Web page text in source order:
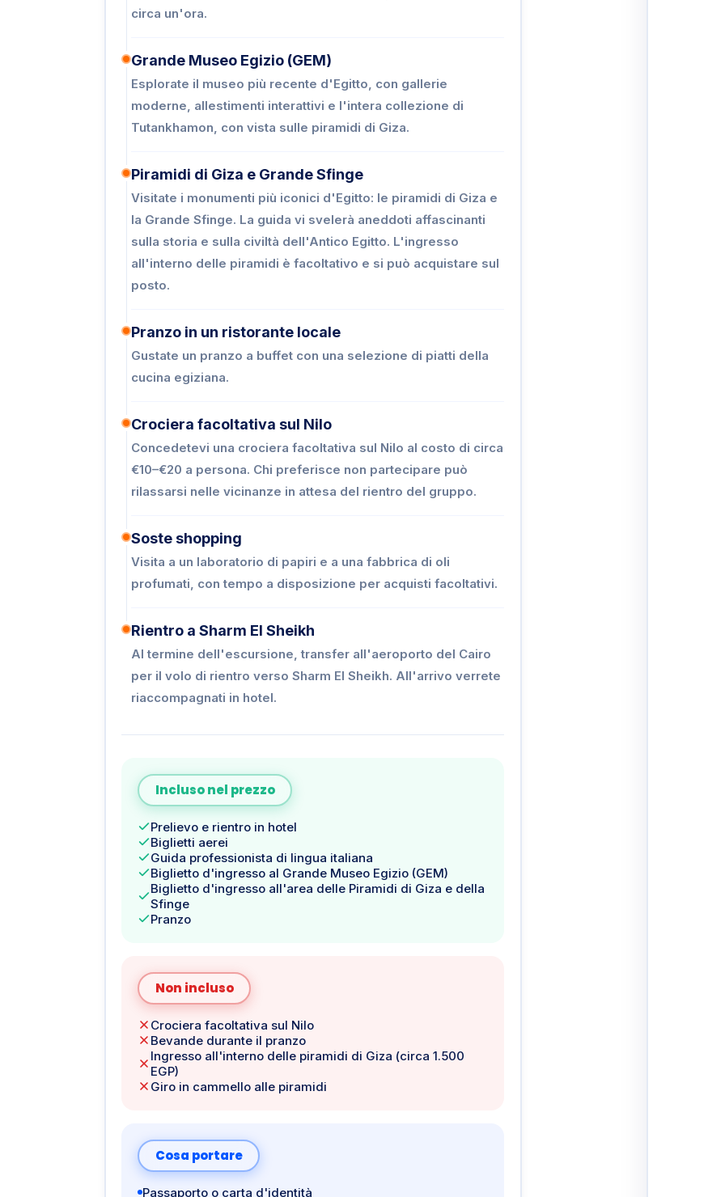
circa un'ora.
Grande Museo Egizio (GEM)
Esplorate il museo più recente d'Egitto, con gallerie
moderne, allestimenti interattivi e l'intera collezione di
Tutankhamon, con vista sulle piramidi di Giza.
Piramidi di Giza e Grande Sfinge
Visitate i monumenti più iconici d'Egitto: le piramidi di Giza e
la Grande Sfinge. La guida vi svelerà aneddoti affascinanti
sulla storia e sulla civiltà dell'Antico Egitto. L'ingresso
all'interno delle piramidi è facoltativo e si può acquistare sul
posto.
Pranzo in un ristorante locale
Gustate un pranzo a buffet con una selezione di piatti della
cucina egiziana.
Crociera facoltativa sul Nilo
Concedetevi una crociera facoltativa sul Nilo al costo di circa
€10–€20 a persona. Chi preferisce non partecipare può
rilassarsi nelle vicinanze in attesa del rientro del gruppo.
Soste shopping
Visita a un laboratorio di papiri e a una fabbrica di oli
profumati, con tempo a disposizione per acquisti facoltativi.
Rientro a Sharm El Sheikh
Al termine dell'escursione, transfer all'aeroporto del Cairo
per il volo di rientro verso Sharm El Sheikh. All'arrivo verrete
riaccompagnati in hotel.
Incluso nel prezzo
Prelievo e rientro in hotel
Biglietti aerei
Guida professionista di lingua italiana
Biglietto d'ingresso al Grande Museo Egizio (GEM)
Biglietto d'ingresso all'area delle Piramidi di Giza e della
Sfinge
Pranzo
Non incluso
Crociera facoltativa sul Nilo
Bevande durante il pranzo
Ingresso all'interno delle piramidi di Giza (circa 1.500
EGP)
Giro in cammello alle piramidi
Cosa portare
Passaporto o carta d'identità